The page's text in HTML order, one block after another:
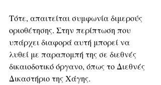
Τότε, απαιτείται συμφωνία διμερούς
οριοθέτησης. Στην περίπτωση που
υπάρχει διαφορά αυτή μπορεί να
λυθεί με παραπομπή της σε διεθνές
δικαιοδοτικό όργανο, όπως το Διεθνές
Δικαστήριο της Χάγης.